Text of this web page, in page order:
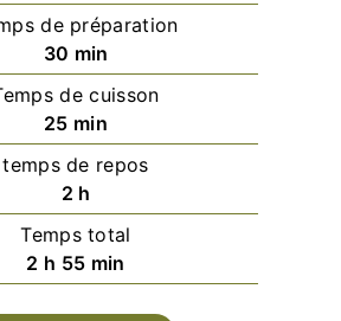
de préparation
30 minutes
min
de cuisson
25minutes
min
temps de repos
2heures
h
Temps total
2 heures
h 55minutes
min